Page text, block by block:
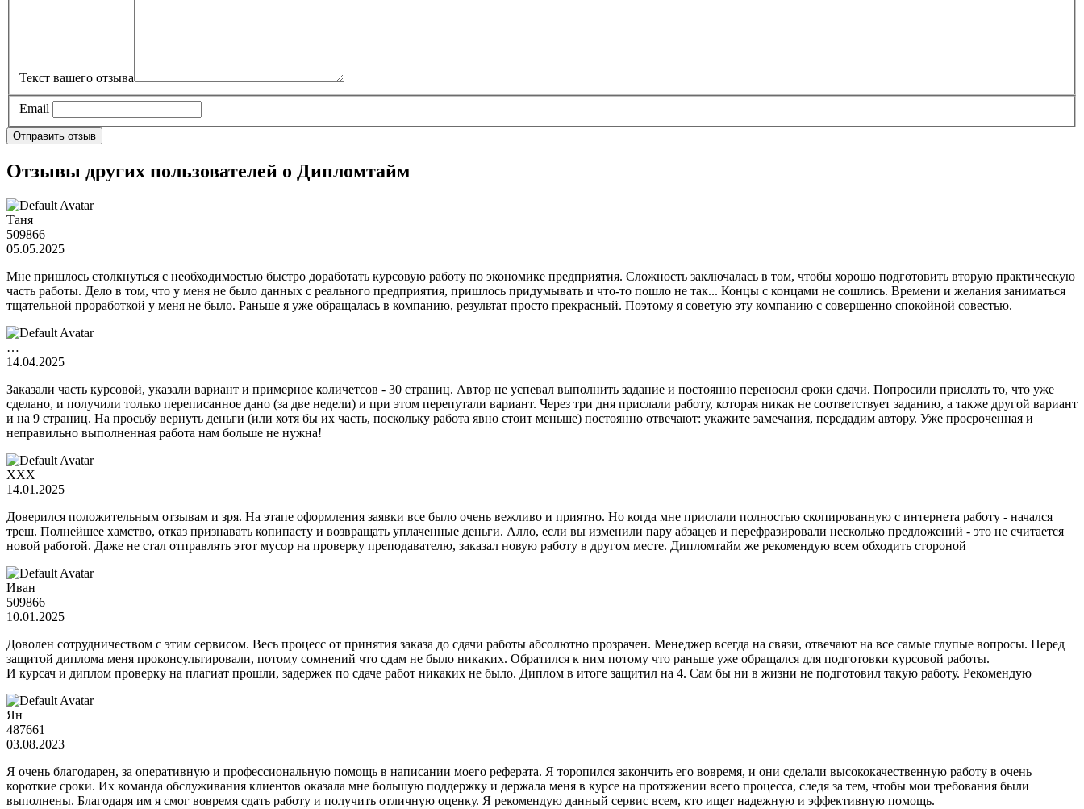
Текст вашего отзыва
Email
Отправить отзыв
Отзывы других пользователей о Дипломтайм
Таня
509866
05.05.2025
Мне пришлось столкнуться с необходимостью быстро доработать курсовую работу по экономике предприятия. Сложность заключалась в том, чтобы хорошо подготовить вторую практическую
часть работы. Дело в том, что у меня не было данных с реального предприятия, пришлось придумывать и что-то пошло не так... Концы с концами не сошлись. Времени и желания заниматься
тщательной проработкой у меня не было. Раньше я уже обращалась в компанию, результат просто прекрасный. Поэтому я советую эту компанию с совершенно спокойной совестью.
…
14.04.2025
Заказали часть курсовой, указали вариант и примерное количетсов - 30 страниц. Автор не успевал выполнить задание и постоянно переносил сроки сдачи. Попросили прислать то, что уже
сделано, и получили только переписанное дано (за две недели) и при этом перепутали вариант. Через три дня прислали работу, которая никак не соответствует заданию, а также другой вариант
и на 9 страниц. На просьбу вернуть деньги (или хотя бы их часть, поскольку работа явно стоит меньше) постоянно отвечают: укажите замечания, передадим автору. Уже просроченная и
неправильно выполненная работа нам больше не нужна!
XXX
14.01.2025
Доверился положительным отзывам и зря. На этапе оформления заявки все было очень вежливо и приятно. Но когда мне прислали полностью скопированную с интернета работу - начался
треш. Полнейшее хамство, отказ признавать копипасту и возвращать уплаченные деньги. Алло, если вы изменили пару абзацев и перефразировали несколько предложений - это не считается
новой работой. Даже не стал отправлять этот мусор на проверку преподавателю, заказал новую работу в другом месте. Дипломтайм же рекомендую всем обходить стороной
Иван
509866
10.01.2025
Доволен сотрудничеством с этим сервисом. Весь процесс от принятия заказа до сдачи работы абсолютно прозрачен. Менеджер всегда на связи, отвечают на все самые глупые вопросы. Перед
защитой диплома меня проконсультировали, потому сомнений что сдам не было никаких. Обратился к ним потому что раньше уже обращался для подготовки курсовой работы.
И курсач и диплом проверку на плагиат прошли, задержек по сдаче работ никаких не было. Диплом в итоге защитил на 4. Сам бы ни в жизни не подготовил такую работу. Рекомендую
Ян
487661
03.08.2023
Я очень благодарен, за оперативную и профессиональную помощь в написании моего реферата. Я торопился закончить его вовремя, и они сделали высококачественную работу в очень
короткие сроки. Их команда обслуживания клиентов оказала мне большую поддержку и держала меня в курсе на протяжении всего процесса, следя за тем, чтобы мои требования были
выполнены. Благодаря им я смог вовремя сдать работу и получить отличную оценку. Я рекомендую данный сервис всем, кто ищет надежную и эффективную помощь.